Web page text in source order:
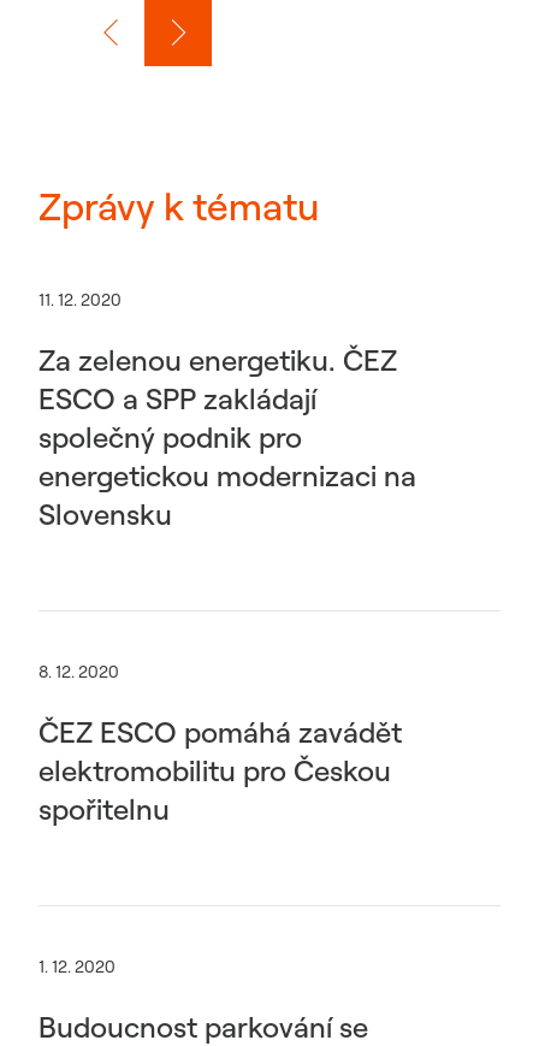
Zprávy k tématu
11. 12. 2020
Za zelenou energetiku. ČEZ
ESCO a SPP zakládají
společný podnik pro
energetickou modernizaci na
Slovensku
8. 12. 2020
ČEZ ESCO pomáhá zavádět
elektromobilitu pro Českou
spořitelnu
1. 12. 2020
Budoucnost parkování se